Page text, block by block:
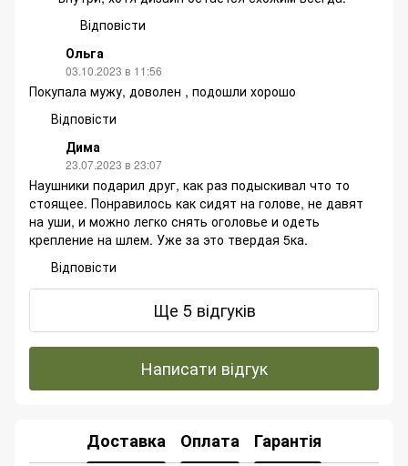
Відповісти
Ольга
03.10.2023 в 11:56
Покупала мужу, доволен , подошли хорошо
Відповісти
Дима
23.07.2023 в 23:07
Наушники подарил друг, как раз подыскивал что то
стоящее. Понравилось как сидят на голове, не давят
на уши, и можно легко снять оголовье и одеть
крепление на шлем. Уже за это твердая 5ка.
Відповісти
Ще 5 відгуків
Написати відгук
Доставка Оплата Гарантія